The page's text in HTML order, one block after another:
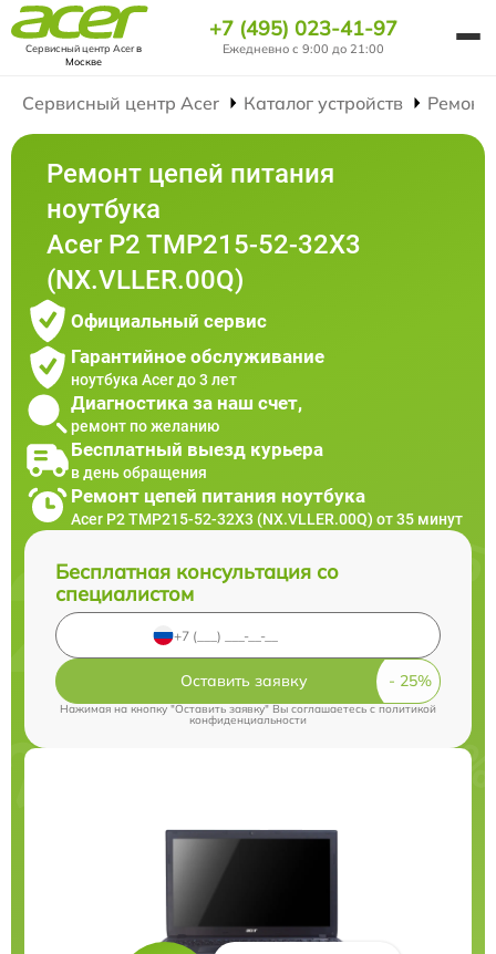
Сервисный центр Acerв
Москве
+7 (495) 023-41-97
Ежедневно с 9:00 до 21:00
Сервисный центр Acer Каталог устройств Ремонт
Ремонт цепей питания
ноутбука
Acer P2 TMP215-52-32X3
(NX.VLLER.00Q)
Официальный сервис
Гарантийное обслуживание
ноутбука Acer до 3 лет
Диагностика за наш счет,
ремонт по желанию
Бесплатный выезд курьера
в день обращения
Ремонт цепей питания ноутбука
Acer P2 TMP215-52-32X3 (NX.VLLER.00Q) от 35 минут
Бесплатная консультация со
специалистом
Оставить заявку
Нажимая на кнопку "Оставить заявку" Вы соглашаетесь cполитикой
конфиденциальности